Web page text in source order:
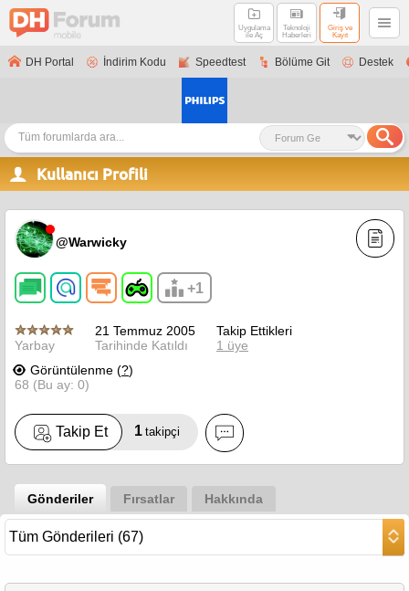
Uygulama
ile Aç
Teknoloji
Haberleri
Giriş ve
Kayıt
DH Portal İndirim Kodu Speedtest Bölüme Git Destek
Kullanıcı Profili
@Warwicky
+1
Yarbay
21 Temmuz 2005
Tarihinde Katıldı
Takip Ettikleri
1 üye
Görüntülenme (?)
68 (Bu ay: 0)
Takip Et 1 takipçi
Gönderiler Fırsatlar Hakkında